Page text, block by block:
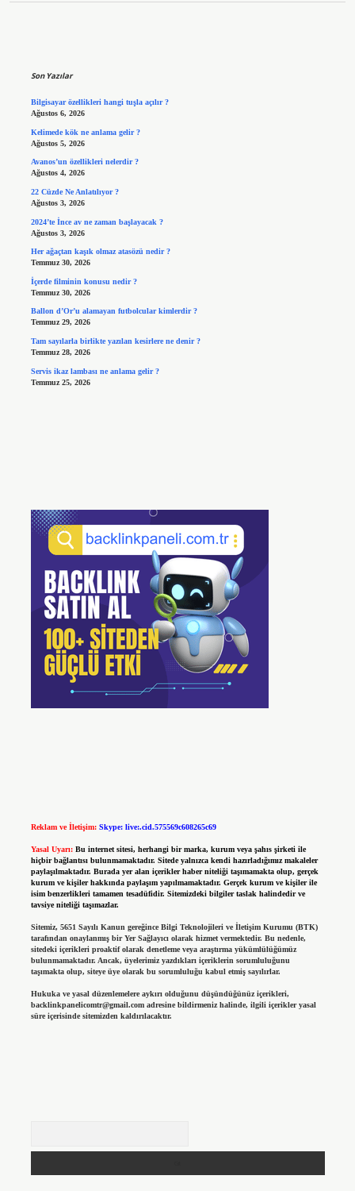
Son Yazılar
Bilgisayar özellikleri hangi tuşla açılır ?
Ağustos 6, 2026
Kelimede kök ne anlama gelir ?
Ağustos 5, 2026
Avanos’un özellikleri nelerdir ?
Ağustos 4, 2026
22 Cüzde Ne Anlatılıyor ?
Ağustos 3, 2026
2024’te İnce av ne zaman başlayacak ?
Ağustos 3, 2026
Her ağaçtan kaşık olmaz atasözü nedir ?
Temmuz 30, 2026
İçerde filminin konusu nedir ?
Temmuz 30, 2026
Ballon d’Or’u alamayan futbolcular kimlerdir ?
Temmuz 29, 2026
Tam sayılarla birlikte yazılan kesirlere ne denir ?
Temmuz 28, 2026
Servis ikaz lambası ne anlama gelir ?
Temmuz 25, 2026
Reklam ve İletişim: Skype: live:.cid.575569c608265c69
Yasal Uyarı: Bu internet sitesi, herhangi bir marka, kurum veya şahıs şirketi ile
hiçbir bağlantısı bulunmamaktadır. Sitede yalnızca kendi hazırladığımız makaleler
paylaşılmaktadır. Burada yer alan içerikler haber niteliği taşımamakta olup, gerçek
kurum ve kişiler hakkında paylaşım yapılmamaktadır. Gerçek kurum ve kişiler ile
isim benzerlikleri tamamen tesadüfidir. Sitemizdeki bilgiler taslak halindedir ve
tavsiye niteliği taşımazlar.
Sitemiz, 5651 Sayılı Kanun gereğince Bilgi Teknolojileri ve İletişim Kurumu (BTK)
tarafından onaylanmış bir Yer Sağlayıcı olarak hizmet vermektedir. Bu nedenle,
sitedeki içerikleri proaktif olarak denetleme veya araştırma yükümlülüğümüz
bulunmamaktadır. Ancak, üyelerimiz yazdıkları içeriklerin sorumluluğunu
taşımakta olup, siteye üye olarak bu sorumluluğu kabul etmiş sayılırlar.
Hukuka ve yasal düzenlemelere aykırı olduğunu düşündüğünüz içerikleri,
backlinkpanelicomtr@gmail.comadresine bildirmeniz halinde, ilgili içerikler yasal
süre içerisinde sitemizden kaldırılacaktır.